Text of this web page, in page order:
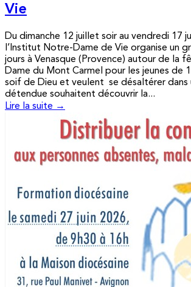
Vie
Du dimanche 12 juillet soir au vendredi 17
l’Institut Notre-Dame de Vie organise un
jours à Venasque (Provence) autour de la
Dame du Mont Carmel pour les jeunes de
soif de Dieu et veulent se désaltérer dans
détendue souhaitent découvrir la...
Lire la suite →